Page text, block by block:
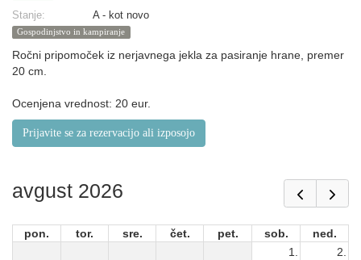
Stanje: A - kot novo
Gospodinjstvo in kampiranje
Ročni pripomoček iz nerjavnega jekla za pasiranje hrane, premer
20 cm.
Ocenjena vrednost: 20 eur.
Prijavite se za rezervacijo ali izposojo
avgust 2026
pon. tor. sre. čet. pet. sob.
ned.
1.
2.